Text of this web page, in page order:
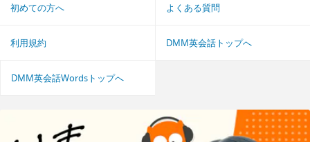
初めての方へ よくある質問
利用規約 DMM英会話トップへ
DMM英会話Wordsトップへ